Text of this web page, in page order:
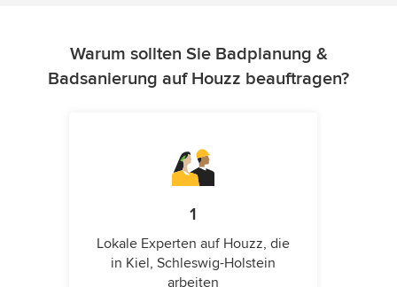
Warum sollten Sie Badplanung &
Badsanierung auf Houzz beauftragen?
1
Lokale Experten auf Houzz, die
in Kiel, Schleswig-Holstein
arbeiten